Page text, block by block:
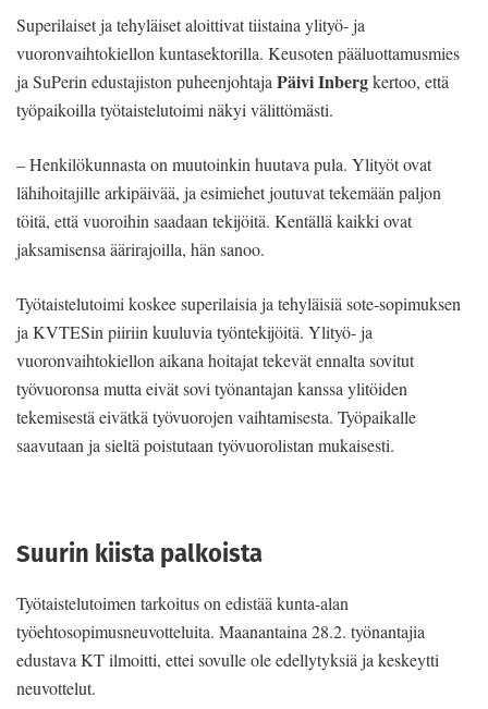
Superilaiset ja tehyläiset aloittivat tiistaina ylityö- ja
vuoronvaihtokiellon kuntasektorilla. Keusoten pääluottamusmies
ja SuPerin edustajiston puheenjohtaja Päivi Inbergkertoo, että
työpaikoilla työtaistelutoimi näkyi välittömästi.
– Henkilökunnasta on muutoinkin huutava pula. Ylityöt ovat
lähihoitajille arkipäivää, ja esimiehet joutuvat tekemään paljon
töitä, että vuoroihin saadaan tekijöitä. Kentällä kaikki ovat
jaksamisensa äärirajoilla, hän sanoo.
Työtaistelutoimi koskee superilaisia ja tehyläisiä sote-sopimuksen
ja KVTESin piiriin kuuluvia työntekijöitä. Ylityö- ja
vuoronvaihtokiellon aikana hoitajat tekevät ennalta sovitut
työvuoronsa mutta eivät sovi työnantajan kanssa ylitöiden
tekemisestä eivätkä työvuorojen vaihtamisesta. Työpaikalle
saavutaan ja sieltä poistutaan työvuorolistan mukaisesti.
Suurin kiista palkoista
Työtaistelutoimen tarkoitus on edistää kunta-alan
työehtosopimusneuvotteluita. Maanantaina 28.2. työnantajia
edustava KT ilmoitti, ettei sovulle ole edellytyksiä ja keskeytti
neuvottelut.